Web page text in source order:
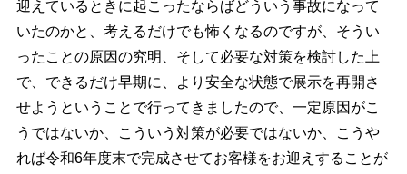
迎えているときに起こったならばどういう事故になって
いたのかと、考えるだけでも怖くなるのですが、そうい
ったことの原因の究明、そして必要な対策を検討した上
で、できるだけ早期に、より安全な状態で展示を再開さ
せようということで行ってきましたので、一定原因がこ
うではないか、こういう対策が必要ではないか、こうや
れば令和6年度末で完成させてお客様をお迎えすることが